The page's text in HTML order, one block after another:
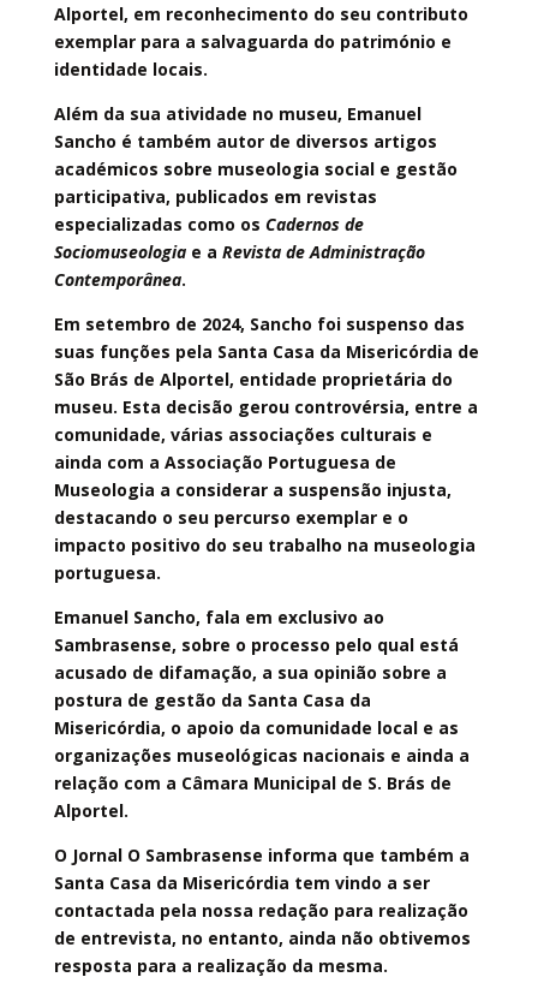
Alportel, em reconhecimento do seu contributo
exemplar para a salvaguarda do património e
identidade locais.
Além da sua atividade no museu, Emanuel
Sancho é também autor de diversos artigos
académicos sobre museologia social e gestão
participativa, publicados em revistas
especializadas como os Cadernos de
Sociomuseologiae a Revista de Administração
Contemporânea.
Em setembro de 2024, Sancho foi suspenso das
suas funções pela Santa Casa da Misericórdia de
São Brás de Alportel, entidade proprietária do
museu. Esta decisão gerou controvérsia, entre a
comunidade, várias associações culturais e
ainda com a Associação Portuguesa de
Museologia a considerar a suspensão injusta,
destacando o seu percurso exemplar e o
impacto positivo do seu trabalho na museologia
portuguesa.
Emanuel Sancho, fala em exclusivo ao
Sambrasense, sobre o processo pelo qual está
acusado de difamação, a sua opinião sobre a
postura de gestão da Santa Casa da
Misericórdia, o apoio da comunidade local e as
organizações museológicas nacionais e ainda a
relação com a Câmara Municipal de S. Brás de
Alportel.
O Jornal O Sambrasense informa que também a
Santa Casa da Misericórdia tem vindo a ser
contactada pela nossa redação para realização
de entrevista, no entanto, ainda não obtivemos
resposta para a realização da mesma.